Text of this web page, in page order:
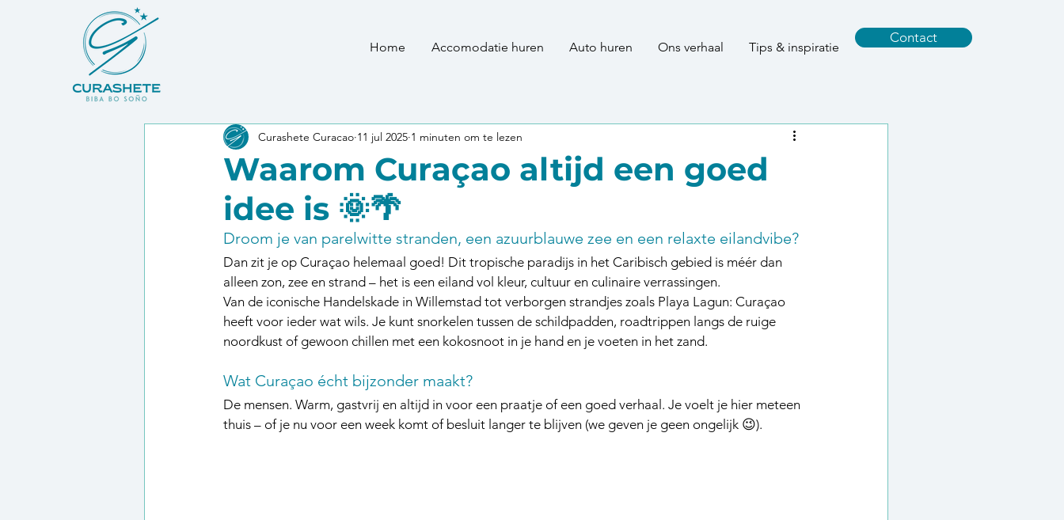
Home Accomodatie huren Auto huren Ons verhaal Tips & inspiratie
Contact
Waarom Curaçao altijd een goed
idee is 🌞🌴
Curashete Curacao 11 jul 2025 1 minuten om te lezen
Droom je van parelwitte stranden, een azuurblauwe zee en een relaxte eilandvibe?
Dan zit je op Curaçao helemaal goed! Dit tropische paradijs in het Caribisch gebied is méér dan
alleen zon, zee en strand – het is een eiland vol kleur, cultuur en culinaire verrassingen.
Van de iconische Handelskade in Willemstad tot verborgen strandjes zoals Playa Lagun: Curaçao
heeft voor ieder wat wils. Je kunt snorkelen tussen de schildpadden, roadtrippen langs de ruige
noordkust of gewoon chillen met een kokosnoot in je hand en je voeten in het zand.
Wat Curaçao écht bijzonder maakt?
De mensen. Warm, gastvrij en altijd in voor een praatje of een goed verhaal. Je voelt je hier meteen
thuis – of je nu voor een week komt of besluit langer te blijven (we geven je geen ongelijk 😉).